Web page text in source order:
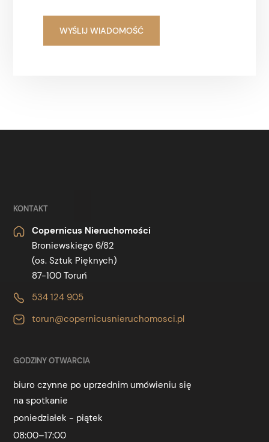
KONTAKT
Copernicus Nieruchomości
Broniewskiego 6/82
(os. Sztuk Pięknych)
87-100 Toruń
534 124 905
torun@copernicusnieruchomosci.pl
GODZINY OTWARCIA
biuro czynne po uprzednim umówieniu się
na spotkanie
poniedziałek - piątek
08:00–17:00